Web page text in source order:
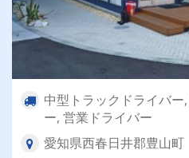
中型トラックドライバ
ー, 営業ドライバー
愛知県西春日井郡豊山町